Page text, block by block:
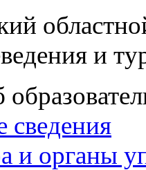
и
сведения
и органы